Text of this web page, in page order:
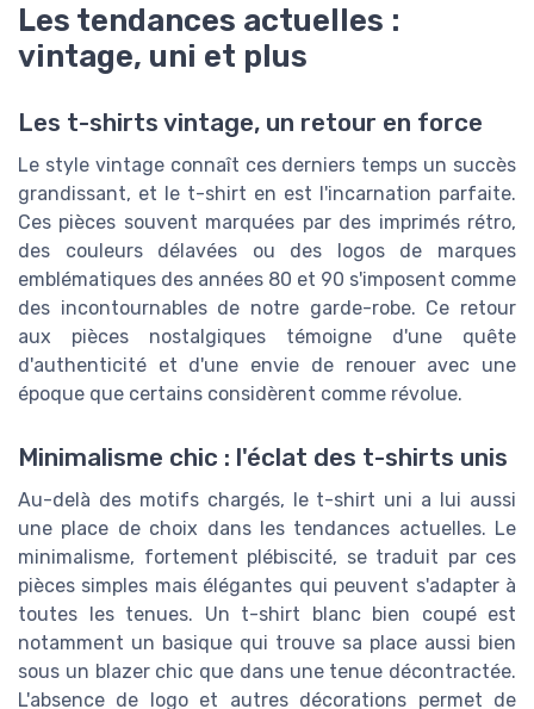
Les tendances actuelles :
vintage, uni et plus
Les t-shirts vintage, un retour en force
Le style vintage connaît ces derniers temps un succès
grandissant, et le t-shirt en est l'incarnation parfaite.
Ces pièces souvent marquées par des imprimés rétro,
des couleurs délavées ou des logos de marques
emblématiques des années 80 et 90 s'imposent comme
des incontournables de notre garde-robe. Ce retour
aux pièces nostalgiques témoigne d'une quête
d'authenticité et d'une envie de renouer avec une
époque que certains considèrent comme révolue.
Minimalisme chic : l'éclat des t-shirts unis
Au-delà des motifs chargés, le t-shirt uni a lui aussi
une place de choix dans les tendances actuelles. Le
minimalisme, fortement plébiscité, se traduit par ces
pièces simples mais élégantes qui peuvent s'adapter à
toutes les tenues. Un t-shirt blanc bien coupé est
notamment un basique qui trouve sa place aussi bien
sous un blazer chic que dans une tenue décontractée.
L'absence de logo et autres décorations permet de